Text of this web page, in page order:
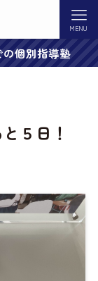
MENU
個別指導塾
５日！